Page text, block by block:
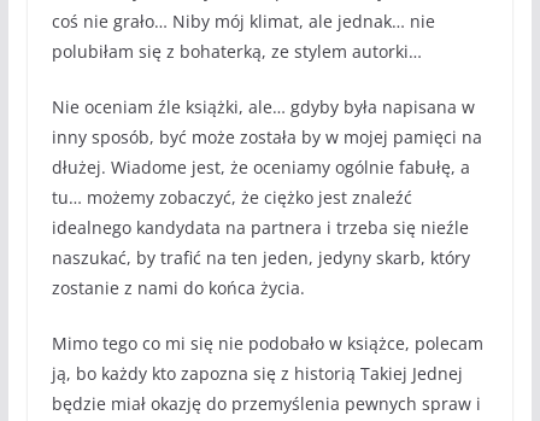
coś nie grało… Niby mój klimat, ale jednak… nie
polubiłam się z bohaterką, ze stylem autorki…
Nie oceniam źle książki, ale… gdyby była napisana w
inny sposób, być może została by w mojej pamięci na
dłużej. Wiadome jest, że oceniamy ogólnie fabułę, a
tu… możemy zobaczyć, że ciężko jest znaleźć
idealnego kandydata na partnera i trzeba się nieźle
naszukać, by trafić na ten jeden, jedyny skarb, który
zostanie z nami do końca życia.
Mimo tego co mi się nie podobało w książce, polecam
ją, bo każdy kto zapozna się z historią Takiej Jednej
będzie miał okazję do przemyślenia pewnych spraw i